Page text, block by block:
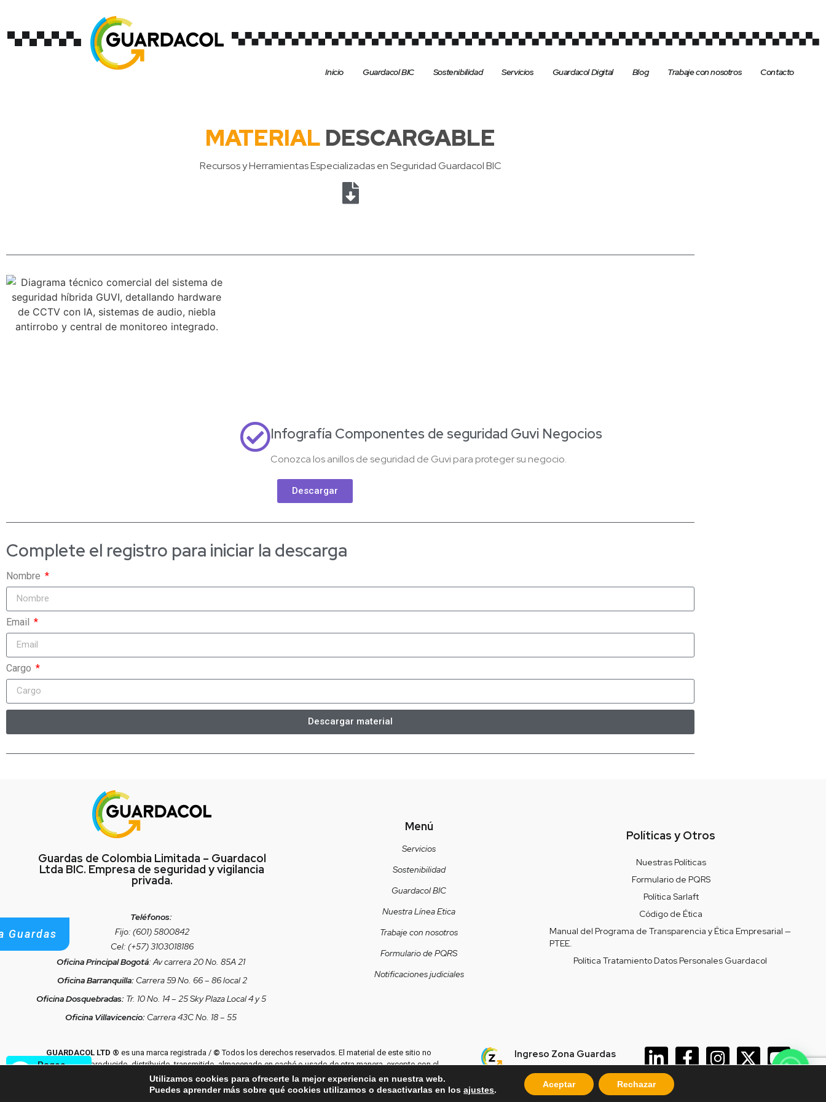
Inicio Guardacol BIC Sostenibilidad Servicios Guardacol Digital Blog Trabaje con nosotros Contacto
Guardas
Pagos
MATERIAL DESCARGABLE
Recursos y Herramientas Especializadas en Seguridad Guardacol BIC
Infografía Componentes de seguridad Guvi Negocios
Conozca los anillos de seguridad de Guvi para proteger su negocio.
Descargar
Complete el registro para iniciar la descarga
Nombre
Email
Cargo
Descargar material
Guardas de Colombia Limitada – Guardacol
Ltda BIC. Empresa de seguridad y vigilancia
privada.
Teléfonos:
Fijo: (601) 5800842
Cel: (+57) 3103018186
Oficina Principal Bogotá: Av carrera 20 No. 85A 21
Oficina Barranquilla:Carrera 59 No. 66 – 86 local 2
Oficina Dosquebradas:Tr. 10 No. 14 – 25 Sky Plaza Local 4 y 5
Oficina Villavicencio: Carrera 43C No. 18 – 55
Menú
Servicios
Sostenibilidad
Guardacol BIC
Nuestra Línea Etica
Trabaje con nosotros
Formulario de PQRS
Notificaciones judiciales
Políticas y Otros
Nuestras Políticas
Formulario de PQRS
Política Sarlaft
Código de Ética
Manual del Programa de Transparencia y Ética Empresarial —
PTEE.
Política Tratamiento Datos Personales Guardacol
GUARDACOL LTD ® es una marca registrada / © Todos los derechos reservados. El material de este sitio no
puede ser reproducido, distribuido, transmitido, almacenado en caché o usado de otra manera, excepto con el
© GUARDACOL LTD.| Hecho porSomos imago
Ingreso Zona Guardas
Utilizamos cookies para ofrecerte la mejor experiencia en nuestra web.
Puedes aprender más sobre qué cookies utilizamos o desactivarlas en losajustes.
Aceptar Rechazar